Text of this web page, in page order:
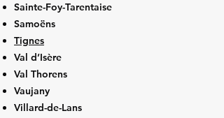
Sainte-Foy-Tarentaise
Samoëns
Tignes
Val d’Isère
Val Thorens
Vaujany
Villard-de-Lans